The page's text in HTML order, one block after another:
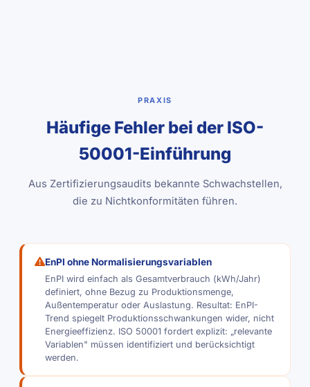
PRAXIS
Häufige Fehler bei der ISO-
50001-Einführung
Aus Zertifizierungsaudits bekannte Schwachstellen,
die zu Nichtkonformitäten führen.
EnPI ohne Normalisierungsvariablen
EnPI wird einfach als Gesamtverbrauch (kWh/Jahr)
definiert, ohne Bezug zu Produktionsmenge,
Außentemperatur oder Auslastung. Resultat: EnPI-
Trend spiegelt Produktionsschwankungen wider, nicht
Energieeffizienz. ISO 50001 fordert explizit: „relevante
Variablen" müssen identifiziert und berücksichtigt
werden.